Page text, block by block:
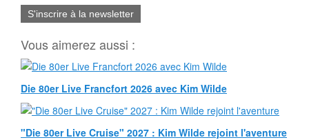
S'inscrire à la newsletter
Vous aimerez aussi :
Die 80er Live Francfort 2026 avec Kim Wilde
"Die 80er Live Cruise" 2027 : Kim Wilde rejoint l'aventure